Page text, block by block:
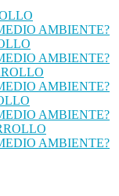
AMBIENTE?
AMBIENTE?
AMBIENTE?
AMBIENTE?
AMBIENTE?